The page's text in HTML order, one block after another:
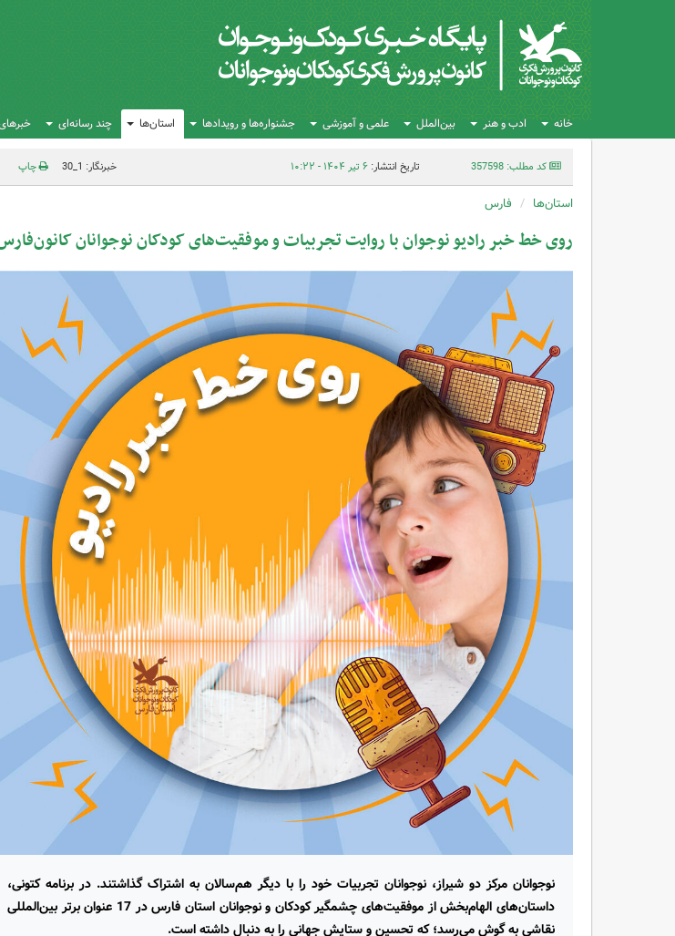
خانه ادب و هنر بین‌الملل علمی و آموزشی جشنواره‌ها و رویدادها استان‌ها چند رسانه‌ای
کد مطلب: 357598 تاریخ انتشار:۶ تیر ۱۴۰۴ - ۱۰:۲۲ خبرنگار: 1_30 چاپ
استان‌ها فارس
روی خط خبر رادیو نوجوان با روایت تجربیات و موفقیت‌های کودکان نوجوانان
نوجوانان مرکز دو شیراز، نوجوانان تجربیات خود را با دیگر هم‌سالان به اشتراک گذاشتند. در برنامه کتونی،
داستان‌های الهام‌بخش از موفقیت‌های چشمگیر کودکان و نوجوانان استان فارس در 17 عنوان برتر بین‌المللی
نقاشی به گوش می‌رسد؛ که تحسین و ستایش جهانی را به دنبال داشته است.